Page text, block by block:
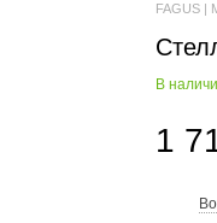
FAGUS |
В
1